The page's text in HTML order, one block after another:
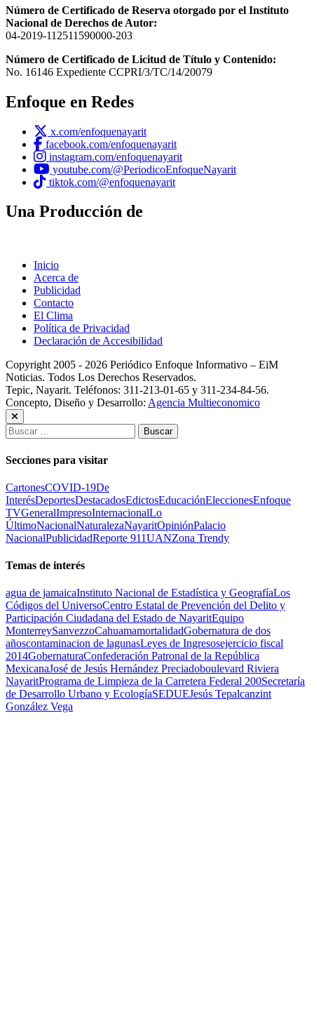
Número de Certificado de Reserva otorgado por el Instituto
Nacional de Derechos de Autor:
04-2019-112511590000-203
Número de Certificado de Licitud de Título y Contenido:
No. 16146 Expediente CCPRI/3/TC/14/20079
Enfoque en Redes
x.com/enfoquenayarit
facebook.com/enfoquenayarit
instagram.com/enfoquenayarit
youtube.com/@PeriodicoEnfoqueNayarit
tiktok.com/@enfoquenayarit
Una Producción de
Inicio
Acerca de
Publicidad
Contacto
El Clima
Política de Privacidad
Declaración de Accesibilidad
Copyright 2005 - 2026 Periódico Enfoque Informativo – EiM
Noticias. Todos Los Derechos Reservados.
Tepic, Nayarit. Teléfonos: 311-213-01-65 y 311-234-84-56.
Concepto, Diseño y Desarrollo: Agencia Multieconomico
Buscar:
Secciones para visitar
CartonesCOVID-19De
InterésDeportesDestacadosEdictosEducaciónEleccionesEnfoque
TVGeneralImpresoInternacionalLo
ÚltimoNacionalNaturalezaNayaritOpiniónPalacio
NacionalPublicidadReporte 911UANZona Trendy
Temas de interés
agua de jamaicaInstituto Nacional de Estadística y GeografíaLos
Códigos del UniversoCentro Estatal de Prevención del Delito y
Participación Ciudadana del Estado de NayaritEquipo
MonterreySanvezzoCahuamamortalidadGobernatura de dos
añoscontaminacion de lagunasLeyes de Ingresosejercicio fiscal
2014GobernaturaConfederación Patronal de la República
MexicanaJosé de Jesús Hernández Preciadoboulevard Riviera
NayaritPrograma de Limpieza de la Carretera Federal 200Secretaría
de Desarrollo Urbano y EcologíaSEDUEJesús Tepalcanzint
González Vega